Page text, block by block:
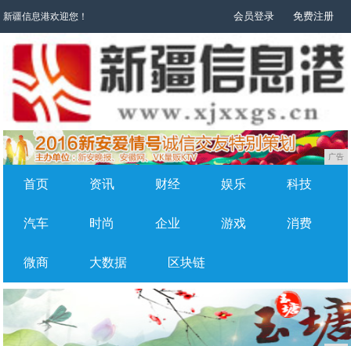
新疆信息港欢迎您！ 会员登录 免费注册
广告
首页 资讯 财经 娱乐 科技
汽车 时尚 企业 游戏 消费
微商 大数据 区块链